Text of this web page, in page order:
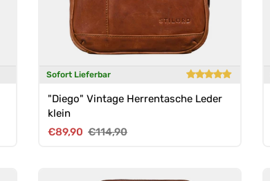
Sofort Lieferbar
"Diego" Vintage Herrentasche Leder
klein
Verkaufspreis
€89,90 Normaler Preis
€114,90